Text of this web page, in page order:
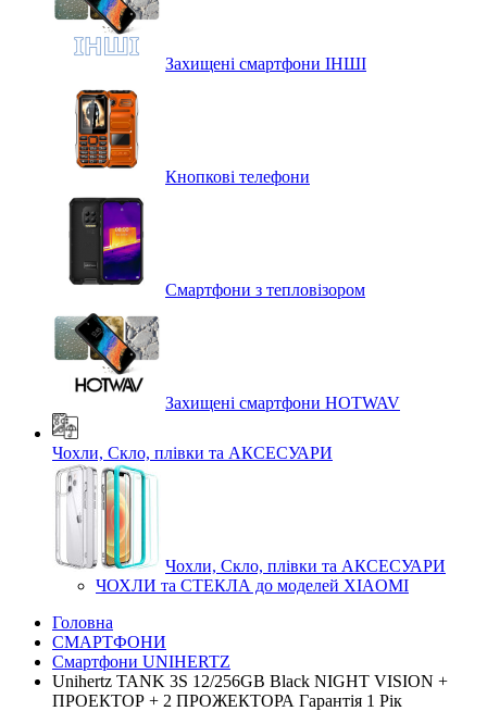
Захищені смартфони ІНШІ
Кнопкові телефони
Смартфони з тепловізором
Захищені смартфони HOTWAV
Чохли, Скло, плівки та АКСЕСУАРИ
Чохли, Скло, плівки та АКСЕСУАРИ
ЧОХЛИ та СТЕКЛА до моделей XIAOMI
Головна
СМАРТФОНИ
Смартфони UNIHERTZ
Unihertz TANK 3S 12/256GB Black NIGHT VISION +
ПРОЕКТОР + 2 ПРОЖЕКТОРА Гарантія 1 Рік